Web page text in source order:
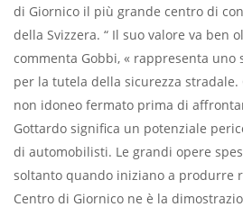
di Giornico il più grande centro di
della Svizzera. “ Il suo valore va ben
commenta Gobbi, « rappresenta uno
per la tutela della sicurezza stradale.
non idoneo fermato prima di
Gottardo significa un potenziale
di automobilisti. Le grandi opere
soltanto quando iniziano a produrre
Centro di Giornico ne è la